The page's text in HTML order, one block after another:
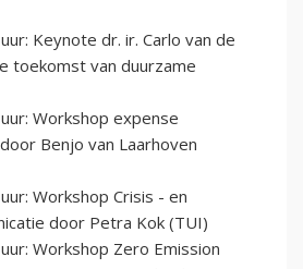
Keynote dr. ir. Carlo van de
toekomst van duurzame
Workshop expense
Benjo van Laarhoven
Workshop Crisis - en
door Petra Kok (TUI)
Workshop Zero Emission